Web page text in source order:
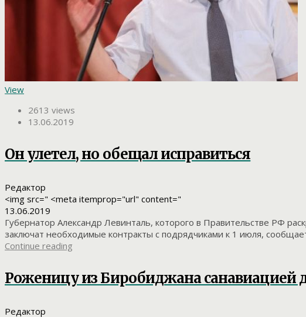
View
2613 views
13.06.2019
Он улетел, но обещал исправиться
Редактор
<img src=" <meta itemprop="url" content="
13.06.2019
Губернатор Александр Левинталь, которого в Правительстве РФ
заключат необходимые контракты с подрядчиками к 1 июля,
Continue reading
Роженицу из Биробиджана санавиацией
Редактор